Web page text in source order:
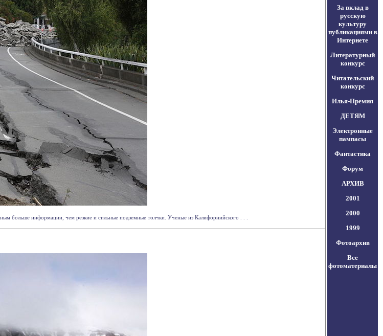
больше информации, чем резкие и сильные подземные толчки. Ученые из Калифорнийского . . .
За вклад в
русскую
культуру
публикациями в
Интернете
Литературный
конкурс
Читательский
конкурс
Илья-Премия
ДЕТЯМ
Электронные
пампасы
Фантастика
Форум
АРХИВ
2001
2000
1999
Фотоархив
Все
фотоматериалы